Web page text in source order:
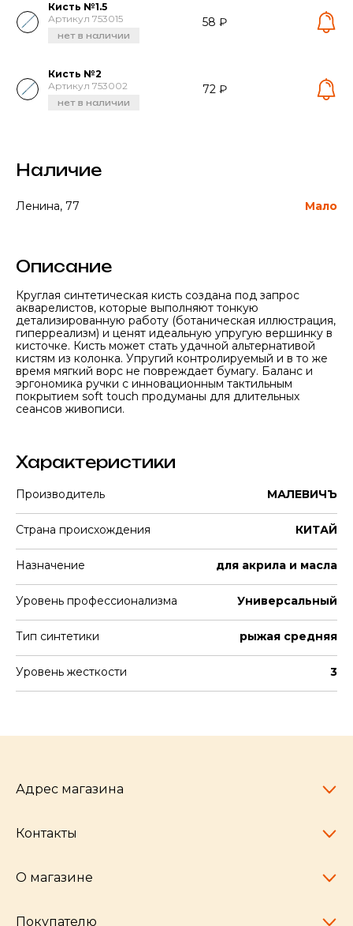
Кисть №1.5
Артикул 753015
нет в наличии
58 ₽
Кисть №2
Артикул 753002
нет в наличии
72 ₽
Наличие
Ленина, 77 Мало
Описание
Круглая синтетическая кисть создана под запрос
акварелистов, которые выполняют тонкую
детализированную работу (ботаническая иллюстрация,
гиперреализм) и ценят идеальную упругую вершинку в
кисточке. Кисть может стать удачной альтернативой
кистям из колонка. Упругий контролируемый и в то же
время мягкий ворс не повреждает бумагу. Баланс и
эргономика ручки с инновационным тактильным
покрытием soft touch продуманы для длительных
сеансов живописи.
Характеристики
Производитель МАЛЕВИЧЪ
Страна происхождения КИТАЙ
Назначение для акрила и масла
Уровень профессионализма Универсальный
Тип синтетики рыжая средняя
Уровень жесткости 3
Адрес магазина
Челябинск,
Контакты
pocherkartshop@mail.ru
О магазине
Покупателю